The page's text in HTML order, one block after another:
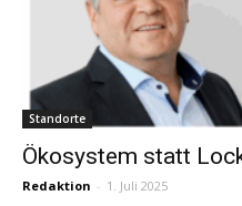
Standorte
Ökosystem statt
Redaktion - 1. Juli 2025